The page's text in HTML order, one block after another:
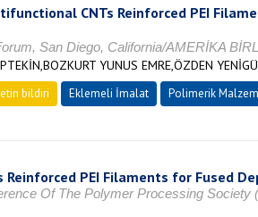
CNTs Reinforced PEI
San Diego, California/AMERİKA
YUNUS EMRE,ÖZDEN
bildiri Eklemeli İmalat Polimerik
PEI Filaments for Fused
Of The Polymer Processing